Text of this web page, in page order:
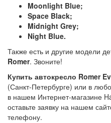
Moonlight Blue;
Space Black;
Midnight Grey;
Night Blue.
Также есть и другие модели
Romer. Звоните!
Купить автокресло Romer
(Санкт-Петербурге) или в
в нашем Интернет-магазине
оставьте заявку на нашем
телефону.